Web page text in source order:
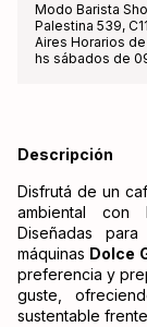
Modo Barista
Palestina 539,
Aires Horarios
hs sábados de
Descripción
Disfrutá de un
ambiental con
Diseñadas
máquinas Dolce
preferencia y
guste,
sustentable